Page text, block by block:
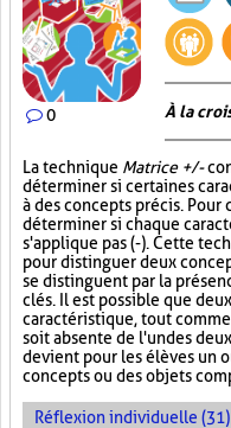
0 À la
La technique Matrice +/-
déterminer si certaines
à des concepts précis.
déterminer si chaque
s'applique pas (-). Cette
pour distinguer deux
se distinguent par la
clés. Il est possible que
caractéristique, tout
soit absente de l'un des
devient pour les élèves un
concepts ou des objets
Réflexion individuelle (31)